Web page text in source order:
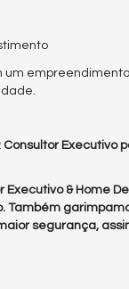
um
Executivo & Home
Também
segurança,